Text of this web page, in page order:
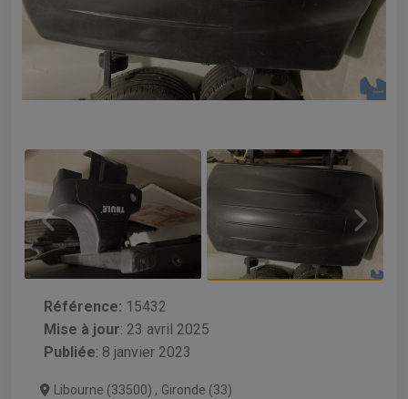
Référence: 15432
Mise à jour: 23 avril 2025
Publiée: 8 janvier 2023
Libourne (33500) , Gironde (33)